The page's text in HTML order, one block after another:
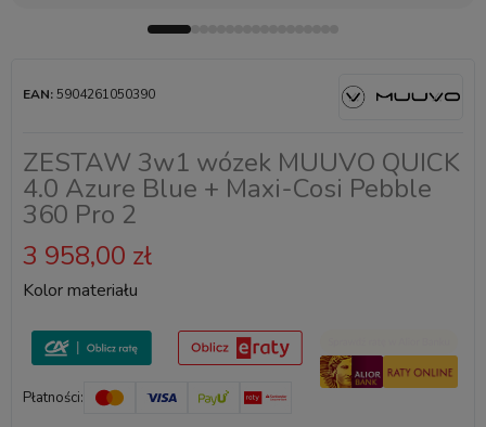
EAN:5904261050390
ZESTAW 3w1 wózek MUUVO QUICK
4.0 Azure Blue + Maxi-Cosi Pebble
360 Pro 2
3 958,00 zł
Kolor materiału
Płatności: